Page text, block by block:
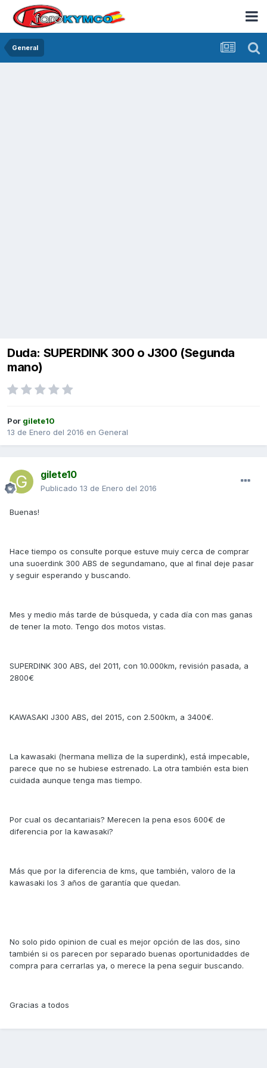
General
Duda: SUPERDINK 300 o J300 (Segunda
mano)
Por gilete10
13 de Enero del 2016 en General
gilete10
Publicado 13 de Enero del 2016
Buenas!
Hace tiempo os consulte porque estuve muiy cerca de comprar
una suoerdink 300 ABS de segundamano, que al final deje pasar
y seguir esperando y buscando.
Mes y medio más tarde de búsqueda, y cada día con mas ganas
de tener la moto. Tengo dos motos vistas.
SUPERDINK 300 ABS, del 2011, con 10.000km, revisión pasada, a
2800€
KAWASAKI J300 ABS, del 2015, con 2.500km, a 3400€.
La kawasaki (hermana melliza de la superdink), está impecable,
parece que no se hubiese estrenado. La otra también esta bien
cuidada aunque tenga mas tiempo.
Por cual os decantariais? Merecen la pena esos 600€ de
diferencia por la kawasaki?
Más que por la diferencia de kms, que también, valoro de la
kawasaki los 3 años de garantía que quedan.
No solo pido opinion de cual es mejor opción de las dos, sino
también si os parecen por separado buenas oportunidaddes de
compra para cerrarlas ya, o merece la pena seguir buscando.
Gracias a todos